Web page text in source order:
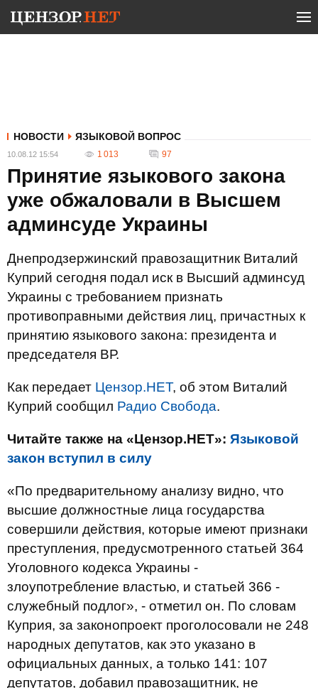
НОВОСТИ ЯЗЫКОВОЙ ВОПРОС
10.08.12 15:54 1 013 97
Принятие языкового закона
уже обжаловали в Высшем
админсуде Украины
Днепродзержинский правозащитник Виталий
Куприй сегодня подал иск в Высший админсуд
Украины с требованием признать
противоправными действия лиц, причастных к
принятию языкового закона: президента и
председателя ВР.
Как передает Цензор.НЕТ, об этом Виталий
Куприй сообщил Радио Свобода.
Читайте также на «Цензор.НЕТ»: Языковой
закон вступил в силу
«По предварительному анализу видно, что
высшие должностные лица государства
совершили действия, которые имеют признаки
преступления, предусмотренного статьей 364
Уголовного кодекса Украины -
злоупотребление властью, и статьей 366 -
служебный подлог», - отметил он. По словам
Куприя, за законопроект проголосовали не 248
народных депутатов, как это указано в
официальных данных, а только 141: 107
депутатов, добавил правозащитник, не